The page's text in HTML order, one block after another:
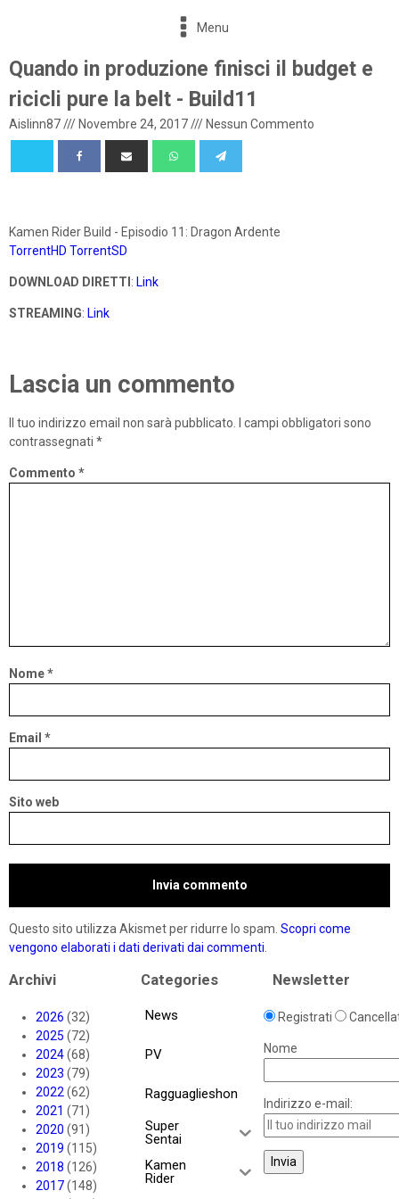
Menu
Quando in produzione finisci il budget e
ricicli pure la belt - Build11
Aislinn87/// Novembre 24, 2017/// Nessun Commento
Kamen Rider Build - Episodio 11: Dragon Ardente
TorrentHD TorrentSD
DOWNLOAD DIRETTI : Link
STREAMING: Link
Lascia un commento
Il tuo indirizzo email non sarà pubblicato.
I campi obbligatori sono
contrassegnati *
Commento *
Nome*
Email *
Sito web
Questo sito utilizza Akismet per ridurre lo spam. Scopri come
vengono elaborati i dati derivati dai commenti.
Archivi
2026 (32)
2025 (72)
2024(68)
2023 (79)
2022(62)
2021 (71)
2020 (91)
2019 (115)
2018 (126)
2017(148)
Categories
News
PV
Ragguaglieshon
Super
Sentai
Kamen
Rider
Newsletter
Registrati
Nome
Indirizzo e-mail: